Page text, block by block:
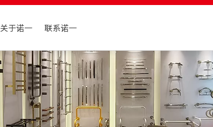
关于诺一 联系诺一